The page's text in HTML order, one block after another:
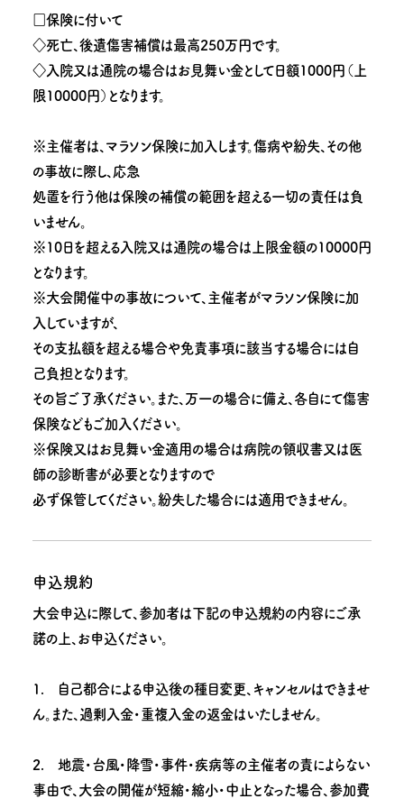
□保険に付いて
◇死亡、後遺傷害補償は最高250万円です。
◇入院又は通院の場合はお見舞い金として日額1000円（上
限10000円）となります。
※主催者は、マラソン保険に加入します。傷病や紛失、その他
の事故に際し、応急
処置を行う他は保険の補償の範囲を超える一切の責任は負
いません。
※10日を超える入院又は通院の場合は上限金額の10000円
となります。
※大会開催中の事故について、主催者がマラソン保険に加
入していますが、
その支払額を超える場合や免責事項に該当する場合には自
己負担となります。
その旨ご了承ください。また、万一の場合に備え、各自にて傷害
保険などもご加入ください。
※保険又はお見舞い金適用の場合は病院の領収書又は医
師の診断書が必要となりますので
必ず保管してください。紛失した場合には適用できません。
申込規約
大会申込に際して、参加者は下記の申込規約の内容にご承
諾の上、お申込ください。
1. 自己都合による申込後の種目変更、キャンセルはできませ
ん。また、過剰入金・重複入金の返金はいたしません。
2. 地震・台風・降雪・事件・疾病等の主催者の責によらない
事由で、大会の開催が短縮・縮小・中止となった場合、参加費